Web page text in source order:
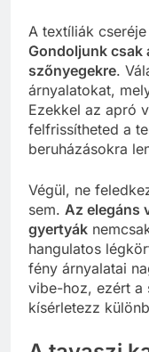
A textíliák
Gondoljunk csak
szőnyegekre.
árnyalatokat,
Ezekkel az apró
felfrissítheted a
beruházásokra
Végül, ne
sem. Az elegáns
gyertyák
hangulatos
fény árnyalatai
vibe-hoz, ezért a
kísérletezz